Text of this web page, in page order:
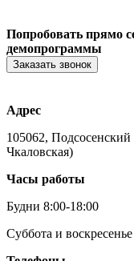
Попробовать прямо
демопрограммы
Заказать звонок
Адрес
105062,
Чкаловская)
Часы работы
Будни 8:00-18:00
Суббота и